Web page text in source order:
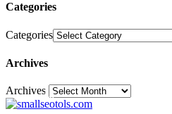
Categories
Categories
Archives
Archives30